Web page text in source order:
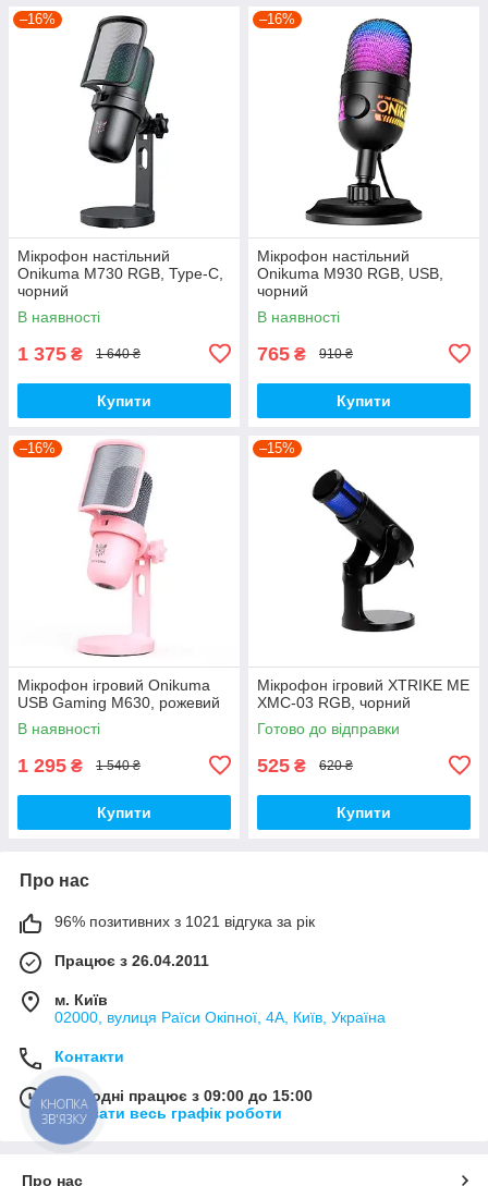
–16%
Мікрофон настільний
Onikuma M730 RGB, Type-C,
чорний
В наявності
1 375 ₴ 1 640 ₴
Купити
–16%
Мікрофон настільний
Onikuma M930 RGB, USB,
чорний
В наявності
765 ₴ 910 ₴
Купити
–16%
Мікрофон ігровий Onikuma
USB Gaming M630, рожевий
В наявності
1 295 ₴ 1 540 ₴
Купити
–15%
Мікрофон ігровий XTRIKE ME
XMC-03 RGB, чорний
Готово до відправки
525 ₴ 620 ₴
Купити
Про нас
96% позитивних з 1021 відгука за рік
Працює з 26.04.2011
м. Київ
02000, вулиця Раїси Окіпної, 4А, Київ, Україна
Контакти
Сьогодні працює з 09:00 до 15:00
Показати весь графік роботи
Про нас
КНОПКА
ЗВ'ЯЗКУ